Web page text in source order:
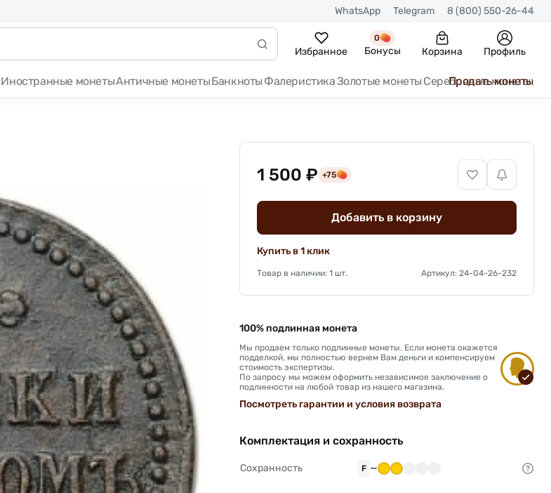
WhatsApp Telegram 8 (800) 550-26-44
Избранное
0
Бонусы Корзина Профиль
Иностранные монетыАнтичные монетыБанкноты ФалеристикаЗолотые монеты Серебряные монеты
Продать монеты
1 500 ₽ +75
Добавить в корзину
Купить в 1 клик
Товар в наличии: 1 шт. Артикул: 24-04-26-232
100% подлинная монета
Мы продаем только подлинные монеты. Если монета окажется
подделкой, мы полностью вернем Вам деньги и компенсируем
стоимость экспертизы.
По запросу мы можем оформить независимое заключение о
подлинности на любой товар из нашего магазина.
Посмотреть гарантии и условия возврата
Комплектация и сохранность
Сохранность F —